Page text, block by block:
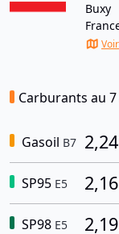
Buxy
Carburants au
Gasoil B7
SP95 E5
SP98 E5